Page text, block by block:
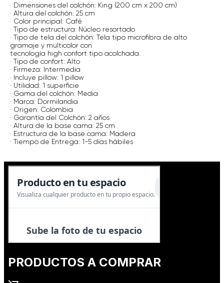
· Dimensiones del colchón: King (200 cm x 200 cm)
· Altura del colchón: 25 cm
· Color principal: Café
· Tipo de estructura: Núcleo resortado
· Tipo de tela del colchón: Tela tipo microfibra de alto
gramaje y multicolor con
tecnología high confort tipo acolchada.
· Tipo de confort: Alto
· Firmeza: Intermedia
· Incluye pillow: 1 pillow
· Utilidad: 1 superficie
· Gama del colchón: Media
· Marca: Dormilandia
· Origen: Colombia
· Garantía del Colchón: 2 años
· Altura de la base cama: 25 cm
· Estructura de la base cama: Madera
· Tiempo de Entrega: 1-5 días hábiles